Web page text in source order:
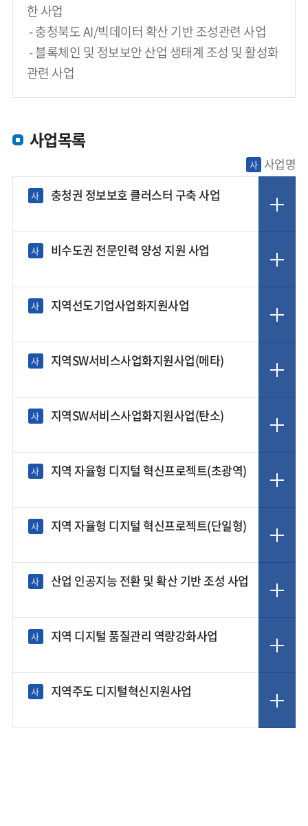
한 사업
- 충청북도 AI/빅데이터 확산 기반 조성관련 사업
관련 사업
사업목록
사 사업명
사 충청권 정보보호 클러스터 구축 사업
사 비수도권 전문인력 양성 지원 사업
사 지역선도기업사업화지원사업
사 지역SW서비스사업화지원사업(메타)
사 지역SW서비스사업화지원사업(탄소)
사 지역 자율형 디지털 혁신프로젝트(초광역)
사 지역 자율형 디지털 혁신프로젝트(단일형)
사 산업 인공지능 전환 및 확산 기반 조성 사업
사 지역 디지털 품질관리 역량강화사업
사 지역주도 디지털혁신지원사업